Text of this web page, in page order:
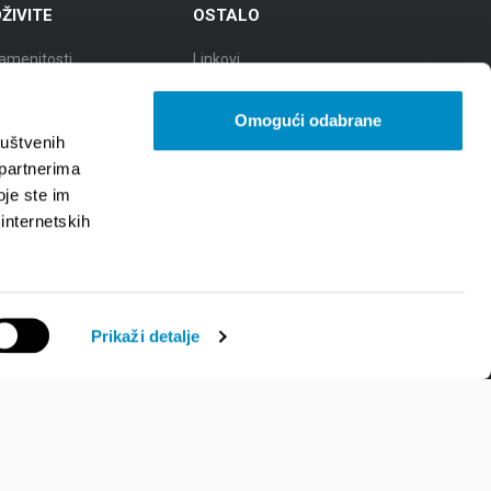
ste im
Prikaži detalje
Omogući odabrane
kulture
gastronomije
prirodnih ljepota
OSTALO
Linkovi